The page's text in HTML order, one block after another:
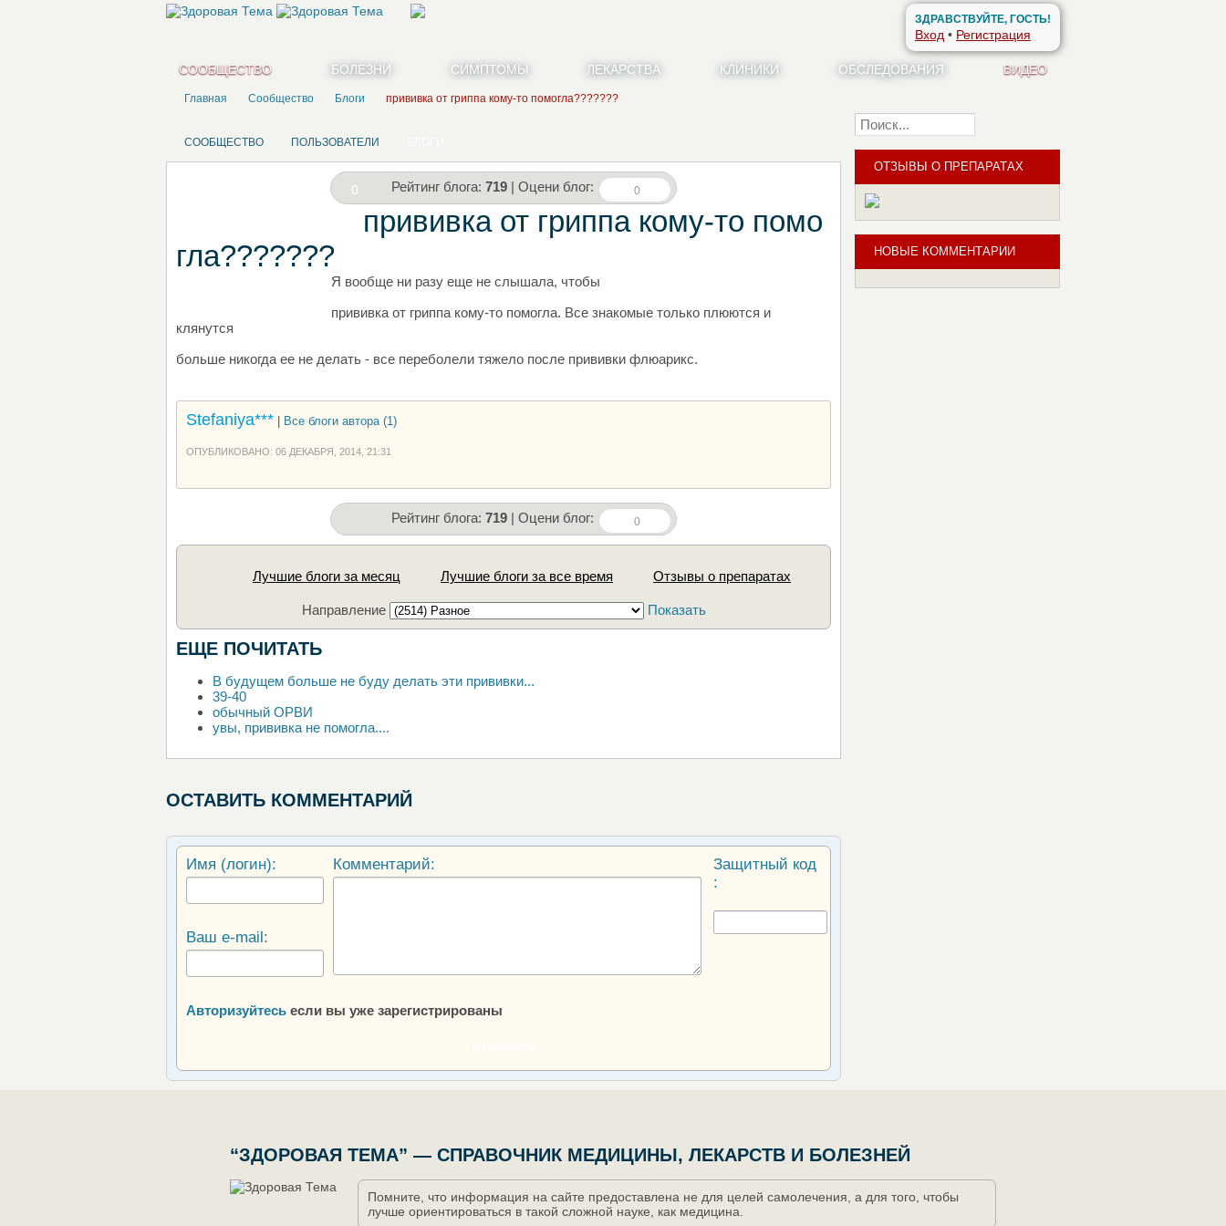
ЗДРАВСТВУЙТЕ, ГОСТЬ!
Вход • Регистрация
СООБЩЕСТВО БОЛЕЗНИ СИМПТОМЫ ЛЕКАРСТВА КЛИНИКИ ОБСЛЕДОВАНИЯ ВИДЕО
Главная Сообщество Блоги прививка от гриппа кому-то помогла???????
СООБЩЕСТВО ПОЛЬЗОВАТЕЛИ
0 Рейтинг блога: 719 | Оцени блог: 0
прививка от гриппа кому-то помо
гла???????
Я вообще ни разу еще не слышала, чтобы
прививка от гриппа кому-то помогла. Все знакомые только плюются и
клянутся
больше никогда ее не делать - все переболели тяжело после прививки флюарикс.
Stefaniya*** Все блоги автора (1)
ОПУБЛИКОВАНО: 06 ДЕКАБРЯ, 2014, 21:31
Рейтинг блога: 719 | Оцени блог: 0
Лучшие блоги за месяц Лучшие блоги за все время Отзывы о препаратах
Направление Показать
ЕЩЕ ПОЧИТАТЬ
В будущем больше не буду делать эти прививки...
39-40
обычный ОРВИ
увы, прививка не помогла....
ОСТАВИТЬ КОММЕНТАРИЙ
Имя (логин):
Ваш e-mail:
Комментарий:
Защитный код
:
Авторизуйтесь если вы уже зарегистрированы
ОТЗЫВЫ О ПРЕПАРАТАХ
НОВЫЕ КОММЕНТАРИИ
“ЗДОРОВАЯ ТЕМА” — СПРАВОЧНИК МЕДИЦИНЫ, ЛЕКАРСТВ И БОЛЕЗНЕЙ
Помните, что информация на сайте предоставлена не для целей самолечения, а для того, чтобы
лучше ориентироваться в такой сложной науке, как медицина.